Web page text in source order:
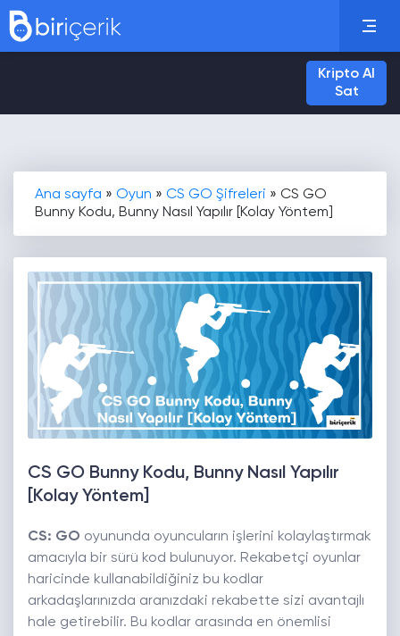
Kripto Al
Sat
Ana sayfa » Oyun » CS GO Şifreleri » CS GO
Bunny Kodu, Bunny Nasıl Yapılır [Kolay Yöntem]
CS GO Bunny Kodu, Bunny Nasıl Yapılır
[Kolay Yöntem]
CS: GO oyununda oyuncuların işlerini kolaylaştırmak
amacıyla bir sürü kod bulunuyor. Rekabetçi oyunlar
haricinde kullanabildiğiniz bu kodlar
arkadaşlarınızda aranızdaki rekabette sizi avantajlı
hale getirebilir. Bu kodlar arasında en önemlisi